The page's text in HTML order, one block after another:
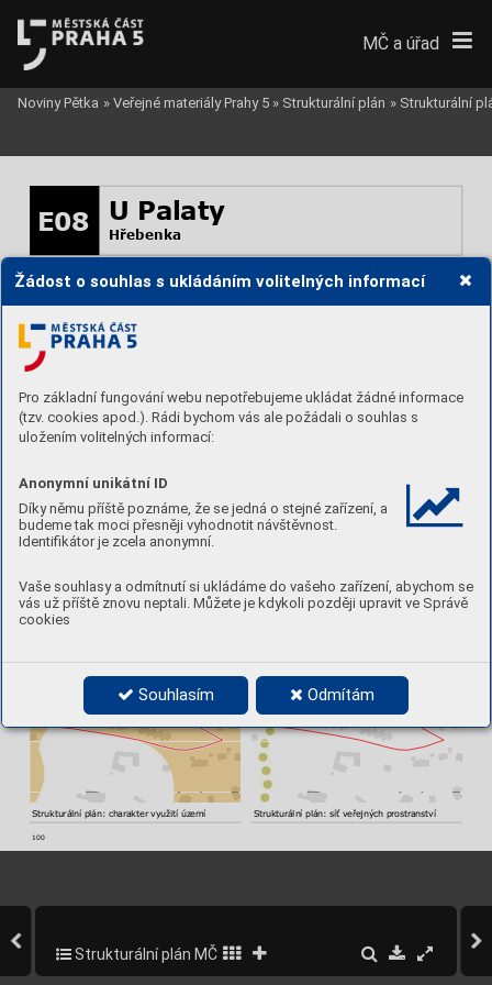
Žádost o souhlas s ukládáním volitelných informací
Pro základní fungování webu nepotřebujeme ukládat žádné informace
(tzv. cookies apod.). Rádi bychom vás ale požádali o souhlas s
uložením volitelných informací:
Anonymní unikátní ID
Díky němu příště poznáme, že se jedná o stejné zařízení, a
budeme tak moci přesněji vyhodnotit návštěvnost.
Identifikátor je zcela anonymní.
Vaše souhlasy a odmítnutí si ukládáme do vašeho zařízení, abychom se
vás už příště znovu neptali. Můžete je kdykoli později upravit ve Správě
cookies
Souhlasím Odmítám
100
U Palaty
Hřebenka
E08
Stabilita stabilizovaná Výšková hl. Míra využití C
Podíl zeleně 0,5 Podlažnost 1-2
Strukturální plán: charakter využití území Strukturální plán: síť veřejných prostranství
MČ a úřad
Noviny Pětka » Veřejné materiály Prahy 5 » Strukturální plán » Strukturální
Strukturální plán MČ Praha 5